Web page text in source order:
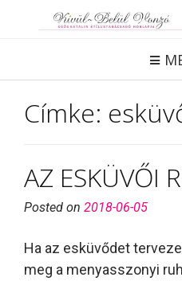
Címke:
AZ ESKÜVŐI
Posted on 2018-06-05
Ha az esküvődet
meg a menyasszonyi